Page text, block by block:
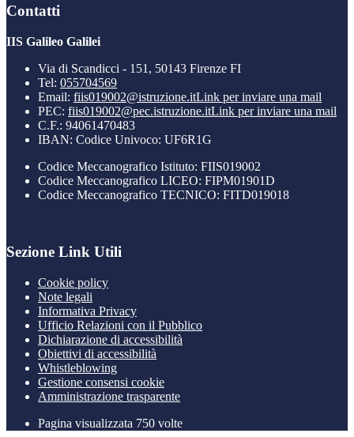
Contatti
IIS Galileo Galilei
Via di Scandicci - 151, 50143 Firenze FI
Tel: 055704569
Email: fiis019002@istruzione.itLink per inviare una mail
PEC: fiis019002@pec.istruzione.itLink per inviare una mail
C.F.: 94061470483
IBAN: Codice Univoco: UF6R1G
Codice Meccanografico Istituto: FIIS019002
Codice Meccanografico LICEO: FIPM01901D
Codice Meccanografico TECNICO: FITD019018
Sezione Link Utili
Cookie policy
Note legali
Informativa Privacy
Ufficio Relazioni con il Pubblico
Dichiarazione di accessibilità
Obiettivi di accessibilità
Whistleblowing
Gestione consensi cookie
Amministrazione trasparente
Pagina visualizzata 750 volte